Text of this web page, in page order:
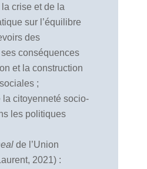
la crise et de la
sur l’équilibre
des
conséquences
et la construction
;
la citoyenneté socio-
les politiques
de l’Union
2021) :